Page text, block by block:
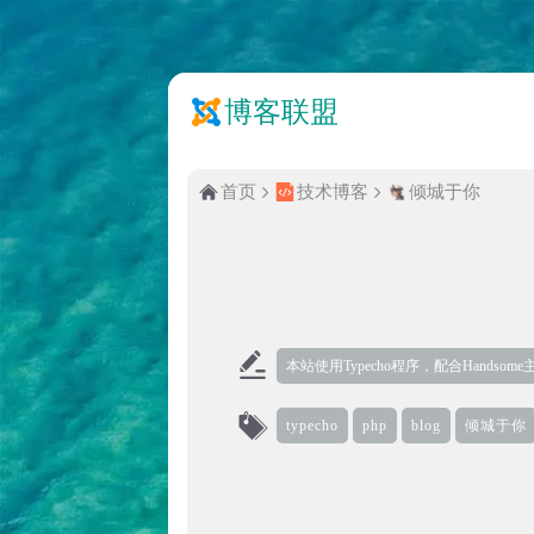
博客联盟
首页 技术博客 倾城于你
本站使用Typecho程序，配合Handsome
typecho php blog 倾城于你